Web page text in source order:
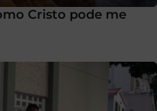
Cristo pode me